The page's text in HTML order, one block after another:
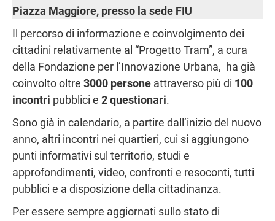
Piazza Maggiore, presso la sede FIU
Il percorso di informazione e coinvolgimento dei
cittadini relativamente al “Progetto Tram”, a cura
della Fondazione per l’Innovazione Urbana, ha già
coinvolto oltre 3000 persone attraverso più di 100
incontri pubblici e 2 questionari.
Sono già in calendario, a partire dall’inizio del nuovo
anno, altri incontri nei quartieri, cui si aggiungono
punti informativi sul territorio, studi e
approfondimenti, video, confronti e resoconti, tutti
pubblici e a disposizione della cittadinanza.
Per essere sempre aggiornati sullo stato di